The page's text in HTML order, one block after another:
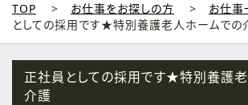
TOP お仕事をお探しの方 お仕事
としての採用です★特別養護老人ホームでの
正社員としての採用です★特別養護
介護